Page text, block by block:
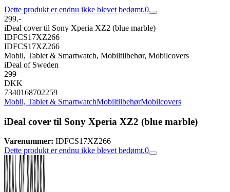
Dette produkt er endnu ikke blevet bedømt.0
299.-
iDeal cover til Sony Xperia XZ2 (blue marble)
IDFCS17XZ266
IDFCS17XZ266
Mobil, Tablet & Smartwatch, Mobiltilbehør, Mobilcovers
iDeal of Sweden
299
DKK
7340168702259
Mobil, Tablet & SmartwatchMobiltilbehørMobilcovers
iDeal cover til Sony Xperia XZ2 (blue marble)
Varenummer: IDFCS17XZ266
Dette produkt er endnu ikke blevet bedømt.0